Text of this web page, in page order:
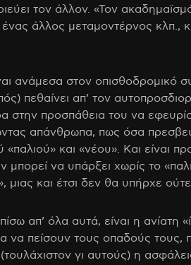
τον άλλον. «Τον
άλλος μεταμοντέρνος κλπ.,
ανάμεσα στον
πεθαίνει απ’ τον
στην προσπάθεια του να
απάνθρωπα, πως όσα
και «νέου». Και είναι
μπορεί να υπάρξει χωρίς το
μιας και έτσι δεν θα υπήρχε ούτε
απ’ όλα αυτά, είναι η
να πείσουν τους οπαδούς
γι αυτούς) η